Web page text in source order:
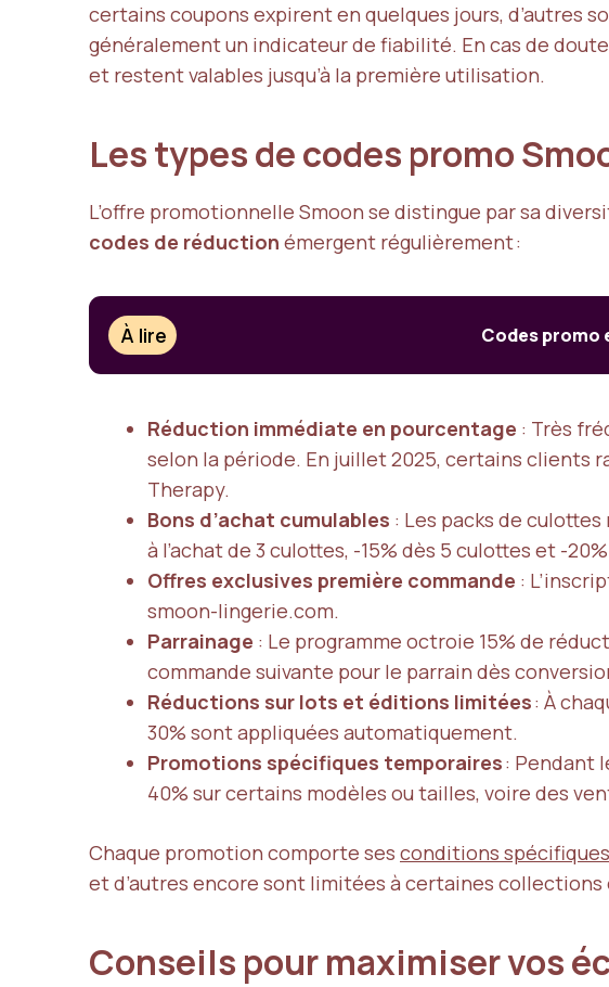
certains coupons expirent en quelques jours, d’autres
généralement un indicateur de fiabilité. En cas de
et restent valables jusqu’à la première utilisation.
Les types de codes promo
L’offre promotionnelle Smoon se distingue par sa
codes de réduction émergent régulièrement :
À lire Codes promo
Réduction immédiate en pourcentage : Très
selon la période. En juillet 2025, certains clients
Therapy.
Bons d’achat cumulables : Les packs de
à l’achat de 3 culottes, -15% dès 5 culottes et -
Offres exclusives première commande :
smoon-lingerie.com.
Parrainage : Le programme octroie 15% de
commande suivante pour le parrain dès
Réductions sur lots et éditions limitées: À
30% sont appliquées automatiquement.
Promotions spécifiques temporaires: Pendant
40% sur certains modèles ou tailles, voire des
Chaque promotion comporte ses conditions spécifiques
et d’autres encore sont limitées à certaines collections
Conseils pour maximiser vos